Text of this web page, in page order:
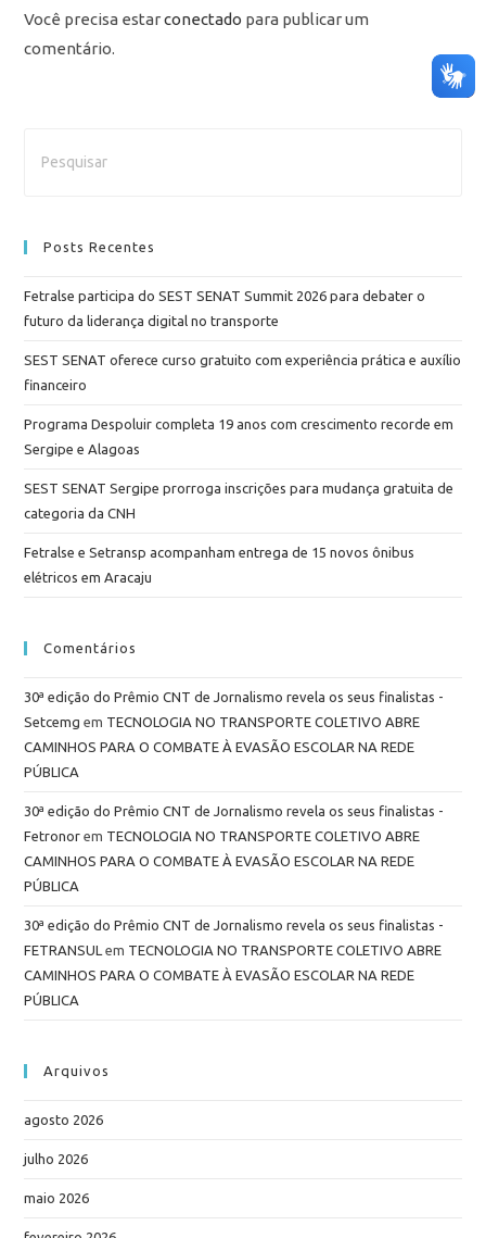
Você precisa estarconectado para publicar um
comentário.
Posts Recentes
Fetralse participa do SEST SENAT Summit 2026 para debater o
futuro da liderança digital no transporte
SEST SENAT oferece curso gratuito com experiência prática e auxílio
financeiro
Programa Despoluir completa 19 anos com crescimento recorde em
Sergipe e Alagoas
SEST SENAT Sergipe prorroga inscrições para mudança gratuita de
categoria da CNH
Fetralse e Setransp acompanham entrega de 15 novos ônibus
elétricos em Aracaju
Comentários
30ª edição do Prêmio CNT de Jornalismo revela os seus finalistas -
Setcemg em TECNOLOGIA NO TRANSPORTE COLETIVO ABRE
CAMINHOS PARA O COMBATE À EVASÃO ESCOLAR NA REDE
PÚBLICA
30ª edição do Prêmio CNT de Jornalismo revela os seus finalistas -
Fetronor em TECNOLOGIA NO TRANSPORTE COLETIVO ABRE
CAMINHOS PARA O COMBATE À EVASÃO ESCOLAR NA REDE
PÚBLICA
30ª edição do Prêmio CNT de Jornalismo revela os seus finalistas -
FETRANSUL em TECNOLOGIA NO TRANSPORTE COLETIVO ABRE
CAMINHOS PARA O COMBATE À EVASÃO ESCOLAR NA REDE
PÚBLICA
Arquivos
agosto 2026
julho 2026
maio 2026